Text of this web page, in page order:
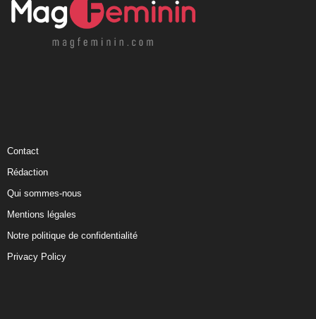
Contact
Rédaction
Qui sommes-nous
Mentions légales
Notre politique de confidentialité
Privacy Policy